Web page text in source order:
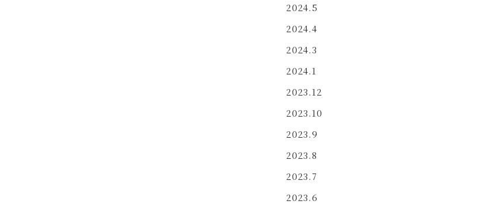
2024.5
2024.4
2024.3
2024.1
2023.12
2023.10
2023.9
2023.8
2023.7
2023.6